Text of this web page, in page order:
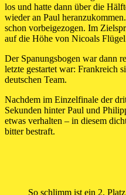
los und hatte dann über die
wieder an Paul
schon vorbeigezogen. Im
auf die Höhe von Nicoals
Der Spanungsbogen war dann
letzte gestartet war: Frankreich
deutschen Team.
Nachdem im Einzelfinale der
Sekunden hinter Paul und
etwas verhalten – in diesem
bitter bestraft.
So schlimm ist ein 2.